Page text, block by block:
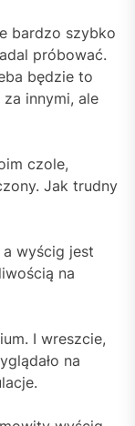
bardzo szybko
próbować.
będzie to
innymi, ale
czole,
Jak trudny
wyścig jest
na
I wreszcie,
na